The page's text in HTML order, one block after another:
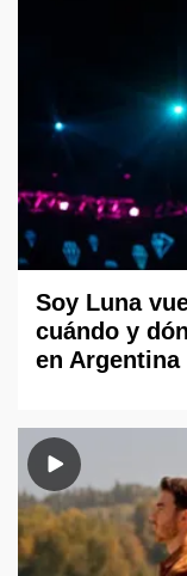
Soy Luna
cuándo y
en Argentina